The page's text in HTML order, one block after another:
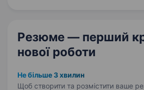
Резюме — перший
нової роботи
Не більше 3 хвилин
Щоб створити та розмістити ваше